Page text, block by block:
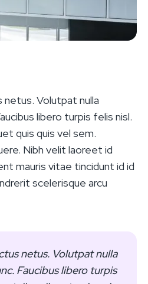
Volutpat nulla
libero turpis felis nisl.
quis quis vel sem.
Nibh velit laoreet id
mauris vitae tincidunt id id
scelerisque arcu
netus. Volutpat nulla
Faucibus libero turpis